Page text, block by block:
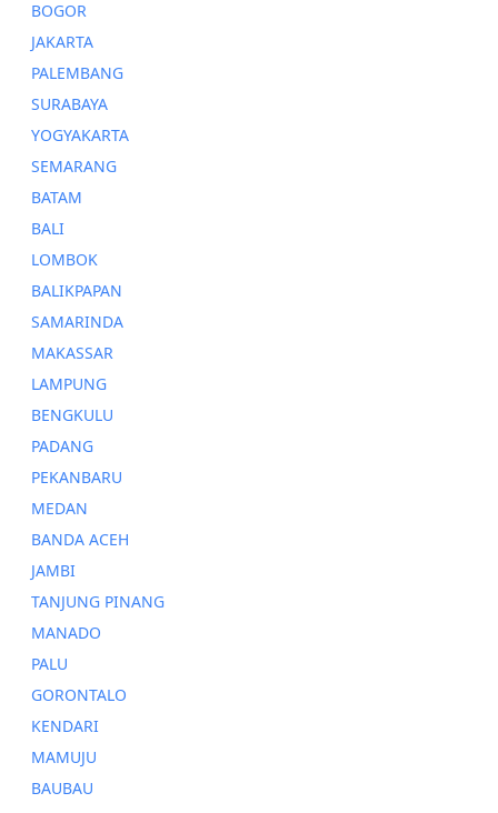
BOGOR
JAKARTA
PALEMBANG
SURABAYA
YOGYAKARTA
SEMARANG
BATAM
BALI
LOMBOK
BALIKPAPAN
SAMARINDA
MAKASSAR
LAMPUNG
BENGKULU
PADANG
PEKANBARU
MEDAN
BANDA ACEH
JAMBI
TANJUNG PINANG
MANADO
PALU
GORONTALO
KENDARI
MAMUJU
BAUBAU